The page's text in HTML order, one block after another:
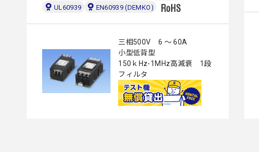
UL60939
EN60939 (DEMKO)
三相500V 6 ～ 60A
小型低背型
150ｋHz-1MHz高減衰 1段
フィルタ